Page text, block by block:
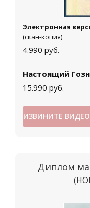
Электронная
(скан-копия)
4.990 руб.
Настоящий
15.990 руб.
ИЗВИНИТЕ
Диплом